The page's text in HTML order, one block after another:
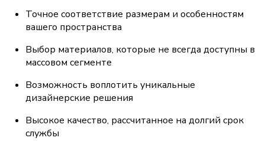
Точное соответствие размерам и особенностям
вашего пространства
Выбор материалов, которые не всегда доступны в
массовом сегменте
Возможность воплотить уникальные
дизайнерские решения
Высокое качество, рассчитанное на долгий срок
службы